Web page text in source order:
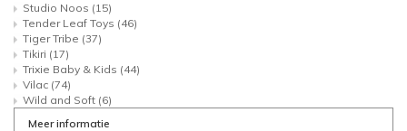
Studio Noos (15)
Tender Leaf Toys (46)
Tiger Tribe (37)
Tikiri (17)
Trixie Baby & Kids (44)
Vilac (74)
Wild and Soft (6)
Meer informatie